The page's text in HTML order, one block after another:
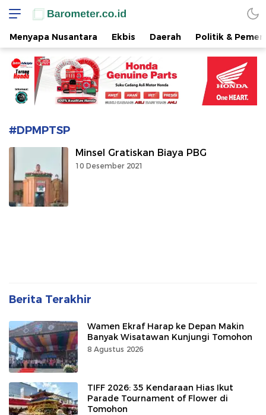
www.barometer.co.id
Berita Terkini di Sulawesi Utara
Menyapa Nusantara Ekbis Daerah Politik &
#DPMPTSP
Minsel Gratiskan Biaya PBG
10 Desember 2021
Berita Terakhir
Wamen Ekraf Harap ke Depan Makin
Banyak Wisatawan Kunjungi Tomohon
8 Agustus 2026
TIFF 2026: 35 Kendaraan Hias Ikut
Parade Tournament of Flower di
Tomohon